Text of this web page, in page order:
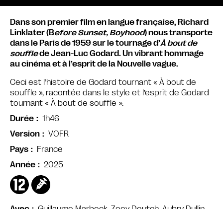
Dans son premier film en langue française, Richard
Linklater (Before Sunset, Boyhood) nous transporte
dans le Paris de 1959 sur le tournage d’À bout de
soufflede Jean-Luc Godard. Un vibrant hommage
au cinéma et à l’esprit de la Nouvelle vague.
Ceci est l’histoire de Godard tournant « À bout de
souffle », racontée dans le style et l’esprit de Godard
tournant « À bout de souffle ».
Durée
1h46
Version
VOFR
Pays
France
Année
2025